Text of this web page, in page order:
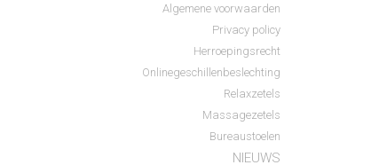
Algemene voorwaarden
Privacy policy
Herroepingsrecht
Onlinegeschillenbeslechting
Relaxzetels
Massagezetels
Bureaustoelen
NIEUWS